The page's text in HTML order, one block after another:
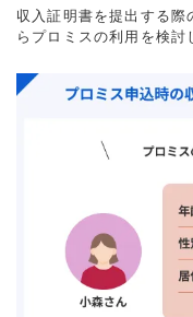
収入証明書を提出する
らプロミスの利用を検討